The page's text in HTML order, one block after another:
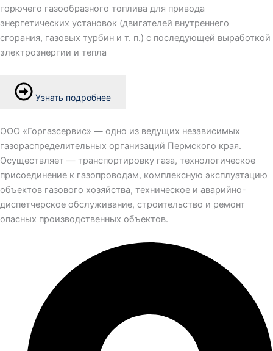
горючего газообразного топлива для привода
энергетических установок (двигателей внутреннего
сгорания, газовых турбин и т. п.) с последующей выработкой
электроэнергии и тепла
Узнать подробнее
ООО «Горгазсервис» — одно из ведущих независимых
газораспределительных организаций Пермского края.
Осуществляет — транспортировку газа, технологическое
присоединение к газопроводам, комплексную эксплуатацию
объектов газового хозяйства, техническое и аварийно-
диспетчерское обслуживание, строительство и ремонт
опасных производственных объектов.